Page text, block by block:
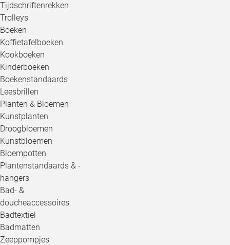
Tijdschriftenrekken
Trolleys
Boeken
Koffietafelboeken
Kookboeken
Kinderboeken
Boekenstandaards
Leesbrillen
Planten & Bloemen
Kunstplanten
Droogbloemen
Kunstbloemen
Bloempotten
Plantenstandaards & -
hangers
Bad- &
doucheaccessoires
Badtextiel
Badmatten
Zeeppompjes